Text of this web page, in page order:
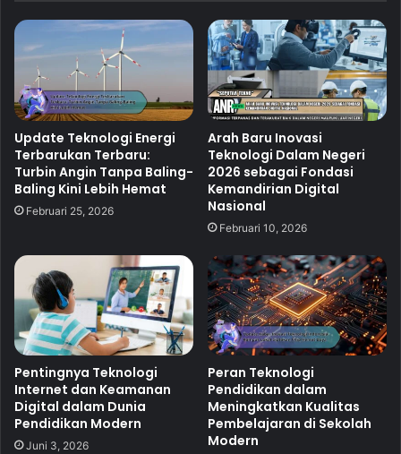
Update Teknologi Energi
Terbarukan Terbaru:
Turbin Angin Tanpa Baling-
Baling Kini Lebih Hemat
Februari 25, 2026
Arah Baru Inovasi
Teknologi Dalam Negeri
2026 sebagai Fondasi
Kemandirian Digital
Nasional
Februari 10, 2026
Pentingnya Teknologi
Internet dan Keamanan
Digital dalam Dunia
Pendidikan Modern
Juni 3, 2026
Peran Teknologi
Pendidikan dalam
Meningkatkan Kualitas
Pembelajaran di Sekolah
Modern